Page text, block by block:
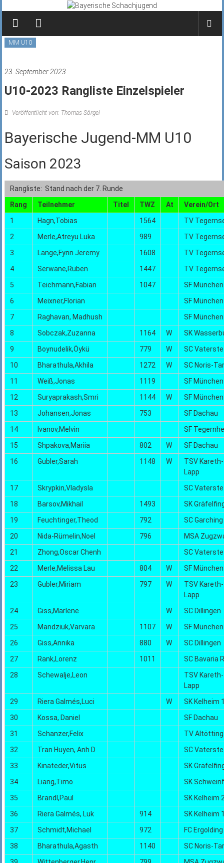
springen
MM U10
23. September 2023
U10-2023 Rangliste Einzelspieler
Veröffentlicht von: Thomas Sörgel
Bayerische Jugend-MM U10
Saison 2023
Rangliste: Stand nach der 7. Runde
Rang
Teilnehmer Titel TWZ At
Verein/Ort
1
Hagn,Tobias 1564
TV
2
Merle,Atreyu Luka 989
TV
3
Lange,Fynn Jeremy 1608
TV
4
Serwane,Ruben 1447
TV
5
Teichmann,Fabian 1047
SF
6
Meixner,Florian
SF
7
Raghavan, Madhush
SF
8
Sobczak,Zuzanna 1164 W
SK
9
Boynudelik,Öykü 779 W
SC
10
Bharathula,Akhila 1272 W
SC Noris-
11
Weiß,Jonas 1119
SF
12
Suryaprakash,Smri 1144 W
SF
13
Johansen,Jonas 753
SF Dachau
14
Ivanov,Melvin
SF
15
Shpakova,Mariia 802 W
SF Dachau
16
Gubler,Sarah 1148 W
TSV Kareth-
Lapp
17
Skrypkin,Vladysla
SC
18
Barsov,Mikhail 1493
SK
19
Feuchtinger,Theod 792
SC Garching
20
Nida-Rümelin,Noel 796
MSA
21
Zhong,Oscar Chenh
SC
22
Merle,Melissa Lau 804 W
SF
23
Gubler,Miriam 797 W
TSV Kareth-
Lapp
24
Giss,Marlene W
SC Dillingen
25
Mandziuk,Varvara 1107 W
SF
26
Giss,Annika 880 W
SC Dillingen
27
Rank,Lorenz 1011
SC Bavaria
28
Schewalje,Leon
TSV Kareth-
Lapp
29
Riera Galmés,Luci W
SK Kelheim
30
Kossa, Daniel
SF Dachau
31
Schanzer,Felix
TV Altötting
32
Tran Huyen, Anh D
SC
33
Kinateder,Vitus
SK
34
Liang,Timo
SK
35
Brandl,Paul
SK Kelheim
36
Riera Galmés, Luk 914
SK Kelheim
37
Schmidt,Michael 972
FC Ergolding
38
Bharathula,Agasth 1140
SC Noris-